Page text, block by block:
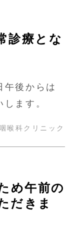
診療とな
午後からは
ます。
喉科クリニック
め午前の
だきま